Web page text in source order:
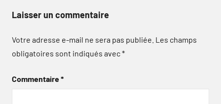
Laisser un commentaire
Votre adresse e-mail ne sera pas publiée. Les champs
obligatoires sont indiqués avec*
Commentaire*